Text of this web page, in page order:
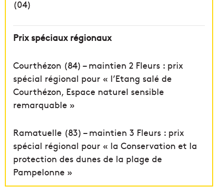
(04)
Prix spéciaux régionaux
Courthézon (84) – maintien 2 Fleurs : prix
spécial régional pour « l’Etang salé de
Courthézon, Espace naturel sensible
remarquable »
Ramatuelle (83) – maintien 3 Fleurs : prix
spécial régional pour « la Conservation et la
protection des dunes de la plage de
Pampelonne »